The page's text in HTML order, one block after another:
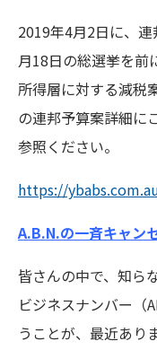
2019年4月2日に、
月18日の総選挙を前
所得層に対する減税
の連邦予算案詳細に
参照ください。
https://
A.B.N.の一斉キャン
皆さんの中で、知ら
ビジネスナンバー（
うことが、最近あり